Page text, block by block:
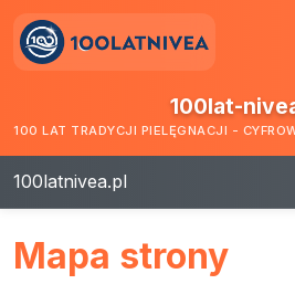
100lat-
100 LAT TRADYCJI PIELĘGNACJI -
100latnivea.pl
Mapa strony